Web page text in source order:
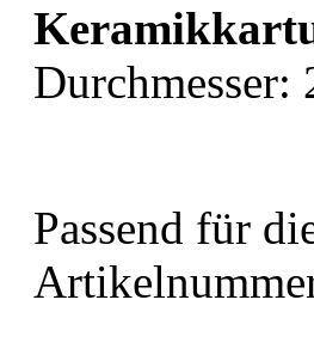
Durchmesser:
Passend für